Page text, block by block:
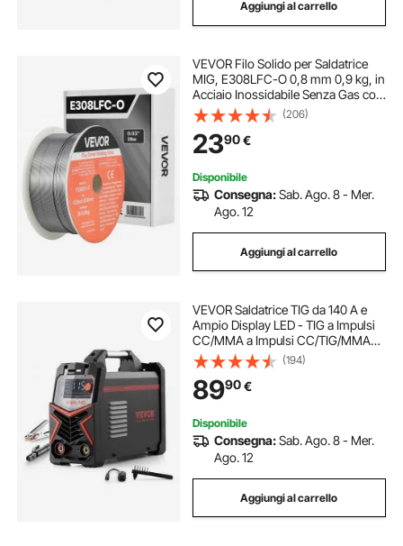
Aggiungi al carrello
VEVOR Filo Solido per Saldatrice
MIG, E308LFC-O 0,8 mm 0,9 kg, in
Acciaio Inossidabile Senza Gas con
Pochi Schizzi per Saldatura ad Arco
in Tutte le Posizioni, Autoprotetto
per Uso Esterno
(206)
2390€
Disponibile
Consegna:Sab. Ago. 8 - Mer.
Ago. 12
Aggiungi al carrello
VEVOR Saldatrice TIG da 140 A e
Ampio Display LED - TIG a Impulsi
CC/MMA a Impulsi CC/TIG/MMA
Lift (Stick), Saldatrice a Doppia
Tensione 110 e 220 V con Controllo
Inverter IGBT Hot Start
(194)
8990€
Disponibile
Consegna:Sab. Ago. 8 - Mer.
Ago. 12
Aggiungi al carrello